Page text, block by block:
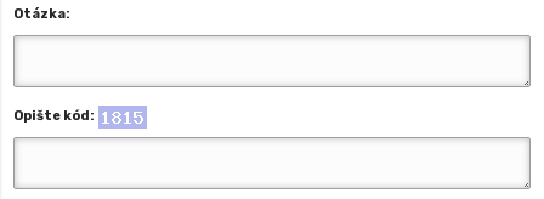
Otázka:
Opište kód: